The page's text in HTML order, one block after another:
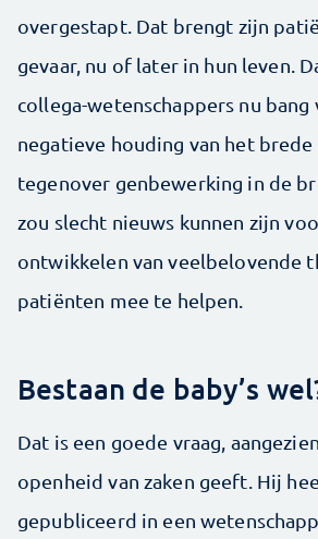
overgestapt. Dat brengt zijn
gevaar, nu of later in hun leven.
collega-wetenschappers nu bang
negatieve houding van het
tegenover genbewerking in de
zou slecht nieuws kunnen zijn
ontwikkelen van veelbelovende
patiënten mee te helpen.
Bestaan de baby’s
Dat is een goede vraag,
openheid van zaken geeft. Hij
gepubliceerd in een